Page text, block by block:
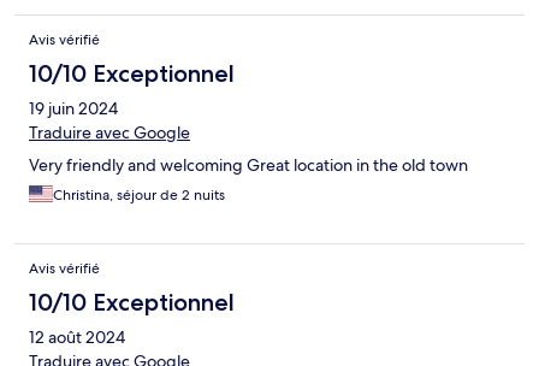
Avis vérifié
10/10 Exceptionnel
19 juin 2024
Traduire avec Google
Very friendly and welcoming Great location in the old town
Christina, séjour de 2 nuits
Avis vérifié
10/10 Exceptionnel
12 août 2024
Traduire avec Google